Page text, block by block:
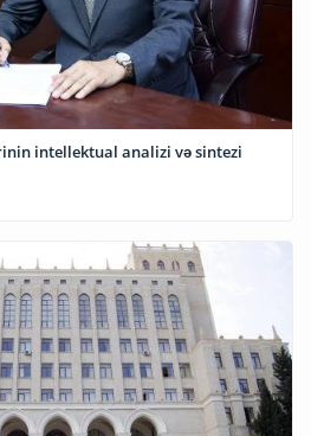
intellektual analizi və sintezi